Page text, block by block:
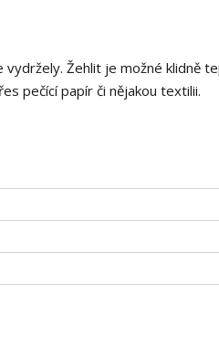
Žehlit je možné klidně
pečící papír či nějakou textilii.